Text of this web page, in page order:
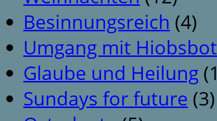
Besinnungsreich (4)
Umgang mit
Glaube und Heilung
Sundays for future (3)